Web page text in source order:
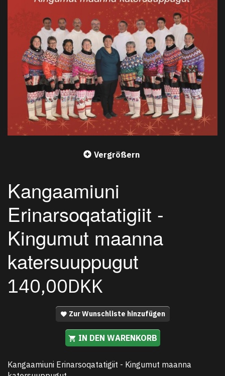
Vergrößern
Kangaamiuni
Erinarsoqatatigiit -
Kingumut maanna
katersuuppugut
140,00DKK
Zur Wunschliste hinzufügen
IN DEN WARENKORB
Kangaamiuni Erinarsoqatatigiit - Kingumut maanna